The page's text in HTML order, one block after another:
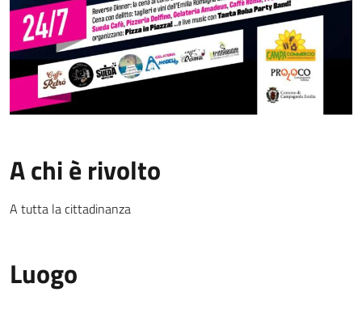
A chi è rivolto
A tutta la cittadinanza
Luogo